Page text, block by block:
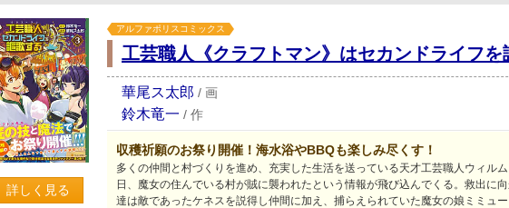
詳しく見る
アルファポリスコミックス
工芸職人《クラフトマン》はセカンドライフを
華尾ス太郎 / 画
鈴木竜一 / 作
収穫祈願のお祭り開催！海水浴やBBQも楽しみ尽くす！
多くの仲間と村づくりを進め、充実した生活を送っている天才工芸職人ウィル
日、魔女の住んでいる村が賊に襲われたという情報が飛び込んでくる。救出に
達は敵であったケネスを説得し仲間に加え、捕らえられていた魔女の娘ミミュ